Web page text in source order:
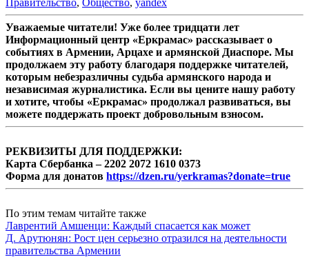
Уважаемые читатели! Уже более тридцати лет
Информационный центр «Еркрамас» рассказывает о
событиях в Армении, Арцахе и армянской Диаспоре. Мы
продолжаем эту работу благодаря поддержке читателей,
которым небезразличны судьба армянского народа и
независимая журналистика. Если вы цените нашу работу
и хотите, чтобы «Еркрамас» продолжал развиваться, вы
можете поддержать проект добровольным взносом.
РЕКВИЗИТЫ ДЛЯ ПОДДЕРЖКИ:
Карта Сбербанка – 2202 2072 1610 0373
Форма для донатов https://dzen.ru/yerkramas?donate=true
По этим темам читайте также
Лаврентий Амшенци: Каждый спасается как может
Д. Арутюнян: Рост цен серьезно отразился на деятельности
правительства Армении